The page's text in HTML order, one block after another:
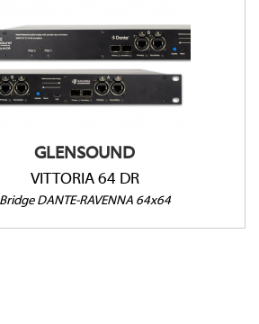
GLENSOUND
VITTORIA 64 DR
Bridge DANTE-RAVENNA 64x64
64 canaux @48kHz
32 canaux @96kHz
Compatible AES67
Compatible ST-2110-30